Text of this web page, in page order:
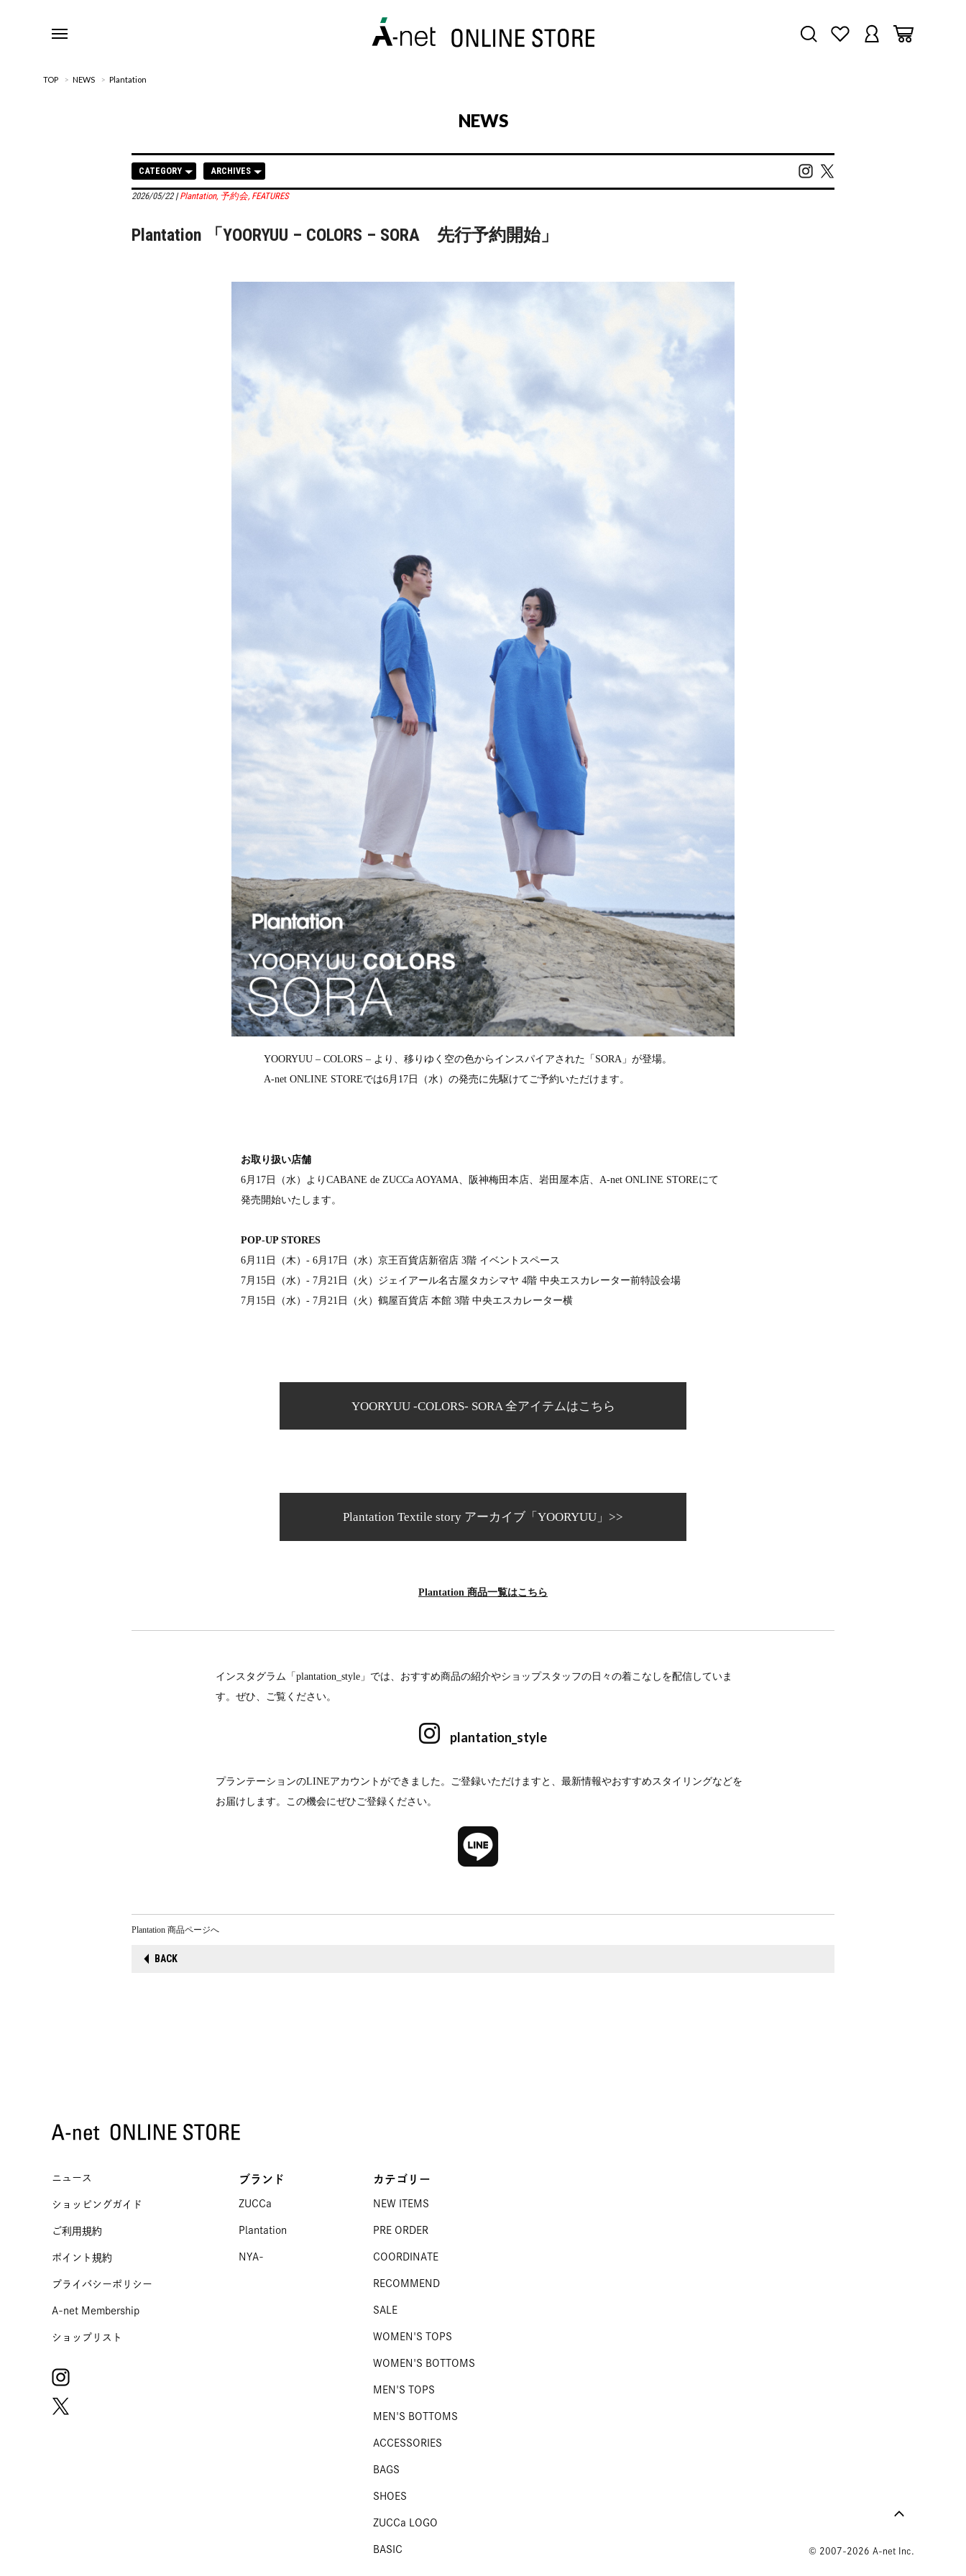
TOP > NEWS > Plantation
NEWS
CATEGORY ARCHIVES
2026/05/22|Plantation, 予約会, FEATURES
Plantation 「YOORYUU – COLORS – SORA 先行予約開始」
YOORYUU – COLORS – より、移りゆく空の色からインスパイアされた「SORA」が登場。
A-net ONLINE STOREでは6月17日（水）の発売に先駆けてご予約いただけます。
お取り扱い店舗
6月17日（水）よりCABANE de ZUCCa AOYAMA、阪神梅田本店、岩田屋本店、A-net ONLINE STOREにて
発売開始いたします。
POP-UP STORES
6月11日（木）‐ 6月17日（水）京王百貨店新宿店 3階 イベントスペース
7月15日（水）‐ 7月21日（火） ジェイアール名古屋タカシマヤ 4階 中央エスカレーター前特設会場
7月15日（水）‐ 7月21日（火）鶴屋百貨店 本館 3階 中央エスカレーター横
YOORYUU -COLORS- SORA 全アイテムはこちら
Plantation Textile story アーカイブ 「YOORYUU」>>
Plantation 商品一覧はこちら
インスタグラム「plantation_style」では、おすすめ商品の紹介やショップスタッフの日々の着こなしを配信していま
す。ぜひ、ご覧ください。
plantation_style
プランテーションのLINEアカウントができました。ご登録いただけますと、最新情報やおすすめスタイリングなどを
お届けします。この機会にぜひご登録ください。
Plantation 商品ページへ
BACK
ニュース
ショッピングガイド
ご利用規約
ポイント規約
プライバシーポリシー
A-net Membership
ショップリスト
ブランド
ZUCCa
Plantation
NYA-
カテゴリー
NEW ITEMS
PRE ORDER
COORDINATE
RECOMMEND
SALE
WOMEN'S TOPS
WOMEN'S BOTTOMS
MEN'S TOPS
MEN'S BOTTOMS
ACCESSORIES
BAGS
SHOES
ZUCCa LOGO
BASIC © 2007-2026 A-net Inc.